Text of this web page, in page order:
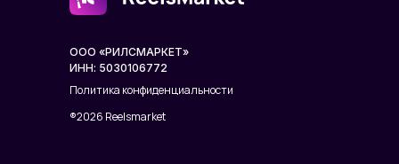
Политика конфиденциальности
®2026 Reelsmarket
ООО «РИЛСМАРКЕТ»
ИНН: 5030106772